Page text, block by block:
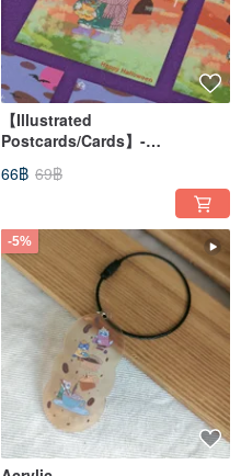
【Illustrated
Postcards/Cards】-
HALLOWEEN CAT
66฿ 69฿
-5%